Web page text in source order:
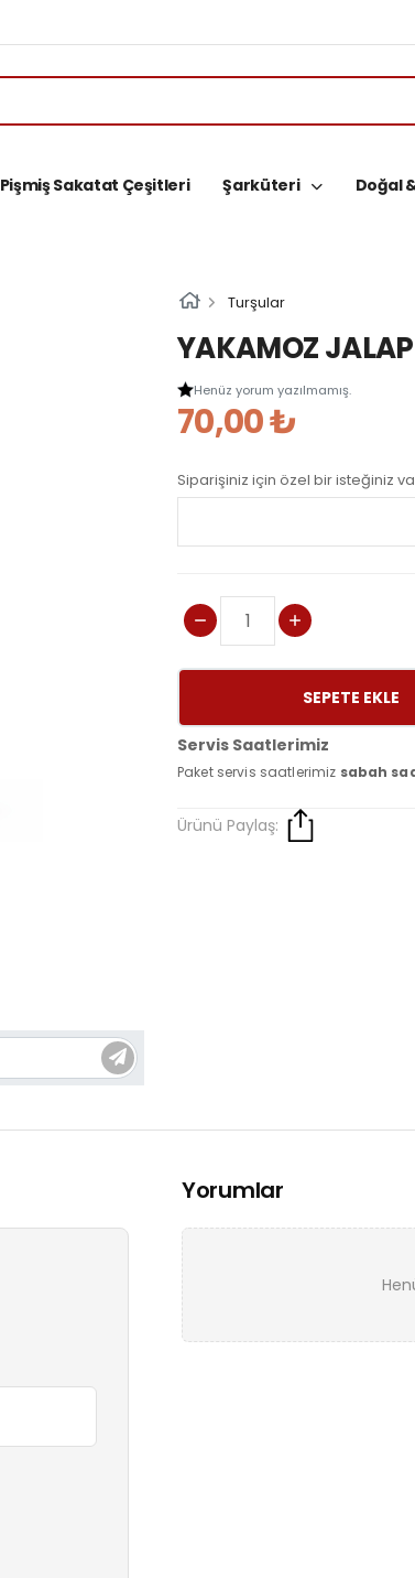
Pişmiş Sakatat Çeşitleri Şarküteri Doğal
Turşular
YAKAMOZ
Henüz yorum yazılmamış.
70,00 ₺
Siparişiniz için özel bir isteğiniz
SEPETE EKLE
Servis Saatlerimiz
Paket servis saatlerimiz sabah
Ürünü Paylaş:
Yorumlar